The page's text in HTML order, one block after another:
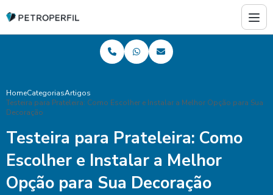
HomeCategoriasArtigos
Testeira para Prateleira: Como Escolher e Instalar a Melhor Opção para Sua
Decoração
Testeira para Prateleira: Como
Escolher e Instalar a Melhor
Opção para Sua Decoração